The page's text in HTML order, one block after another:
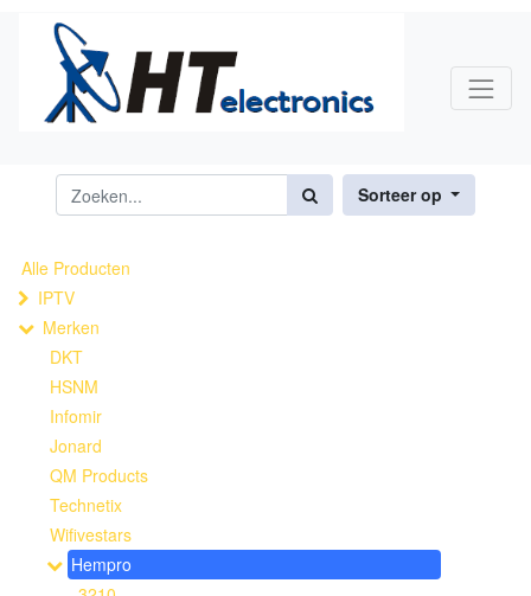
Sorteer op
Alle Producten
IPTV
Merken
DKT
HSNM
Infomir
Jonard
QM Products
Technetix
Wifivestars
Hempro